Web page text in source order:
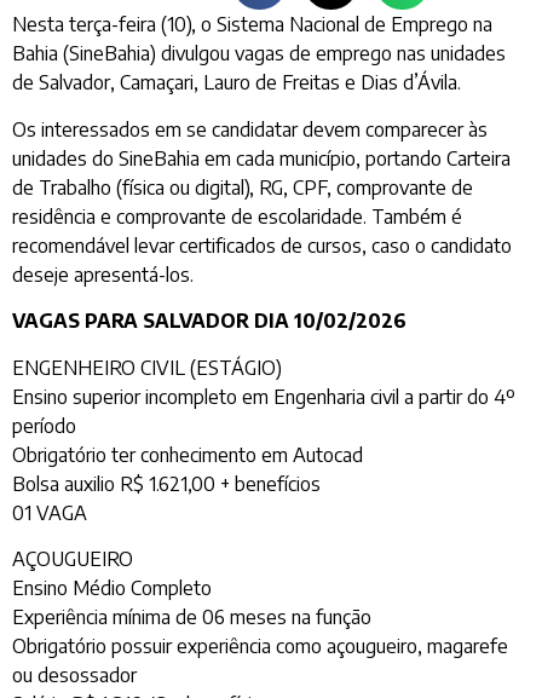
Nesta terça-feira (10), o Sistema Nacional de Emprego na
Bahia (SineBahia) divulgou vagas de emprego nas unidades
de Salvador, Camaçari, Lauro de Freitas e Dias d’Ávila.
Os interessados em se candidatar devem comparecer às
unidades do SineBahia em cada município, portando Carteira
de Trabalho (física ou digital), RG, CPF, comprovante de
residência e comprovante de escolaridade. Também é
recomendável levar certificados de cursos, caso o candidato
deseje apresentá-los.
VAGAS PARA SALVADOR DIA 10/02/2026
ENGENHEIRO CIVIL (ESTÁGIO)
Ensino superior incompleto em Engenharia civil a partir do 4º
período
Obrigatório ter conhecimento em Autocad
Bolsa auxilio R$ 1.621,00 + benefícios
01 VAGA
AÇOUGUEIRO
Ensino Médio Completo
Experiência mínima de 06 meses na função
Obrigatório possuir experiência como açougueiro, magarefe
ou desossador